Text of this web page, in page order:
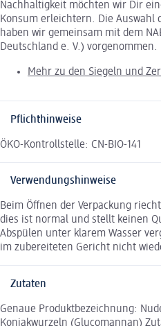
Nachhaltigkeit möchten wir Dir
Konsum erleichtern. Die Auswahl
haben wir gemeinsam mit dem
Deutschland e. V.) vorgenommen.
Mehr zu den Siegeln und
Pflichthinweise
ÖKO-Kontrollstelle: CN-BIO-141
Verwendungshinweise
Beim Öffnen der Verpackung
dies ist normal und stellt keinen
Abspülen unter klarem Wasser
im zubereiteten Gericht nicht
Zutaten
Genaue Produktbezeichnung:
Konjakwurzeln (Glucomannan)